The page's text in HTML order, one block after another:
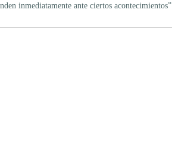
inmediatamente ante ciertos acontecimientos”.